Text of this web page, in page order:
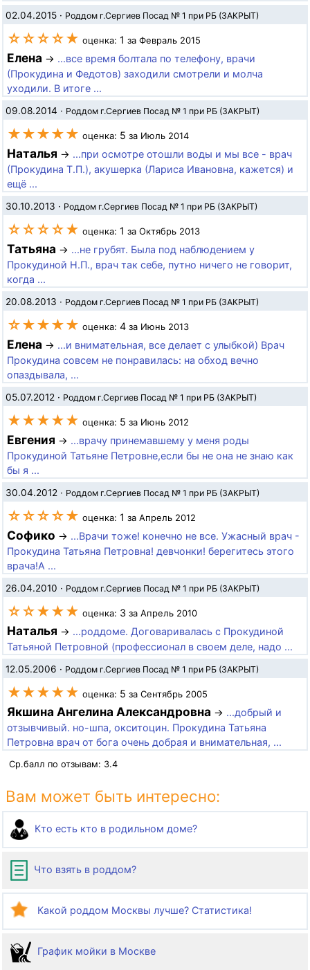
02.04.2015 · Роддом г.Сергиев Посад № 1 при РБ (ЗАКРЫТ)
☆☆☆☆★ оценка: 1 за Февраль 2015
Елена → ...все время болтала по телефону, врачи
(Прокудина и Федотов) заходили смотрели и молча
уходили. В итоге ...
09.08.2014 · Роддом г.Сергиев Посад № 1 при РБ (ЗАКРЫТ)
★★★★★ оценка: 5 за Июль 2014
Наталья → ...при осмотре отошли воды и мы все - врач
(Прокудина Т.П.), акушерка (Лариса Ивановна, кажется) и
ещё ...
30.10.2013 · Роддом г.Сергиев Посад № 1 при РБ (ЗАКРЫТ)
☆☆☆☆★ оценка: 1 за Октябрь 2013
Татьяна → ...не грубят. Была под наблюдением у
Прокудиной Н.П., врач так себе, путно ничего не говорит,
когда ...
20.08.2013 · Роддом г.Сергиев Посад № 1 при РБ (ЗАКРЫТ)
☆★★★★ оценка: 4 за Июнь 2013
Елена → ...и внимательная, все делает с улыбкой) Врач
Прокудина совсем не понравилась: на обход вечно
опаздывала, ...
05.07.2012 · Роддом г.Сергиев Посад № 1 при РБ (ЗАКРЫТ)
★★★★★ оценка: 5 за Июнь 2012
Евгения → ...врачу принемавшему у меня роды
Прокудиной Татьяне Петровне,если бы не она не знаю как
бы я ...
30.04.2012 · Роддом г.Сергиев Посад № 1 при РБ (ЗАКРЫТ)
☆☆☆☆★ оценка: 1 за Апрель 2012
Софико → ...Врачи тоже! конечно не все. Ужасный врач -
Прокудина Татьяна Петровна! девчонки! берегитесь этого
врача!А ...
26.04.2010 · Роддом г.Сергиев Посад № 1 при РБ (ЗАКРЫТ)
☆☆★★★ оценка: 3 за Апрель 2010
Наталья → ...роддоме. Договаривалась с Прокудиной
Татьяной Петровной (профессионал в своем деле, надо ...
12.05.2006 · Роддом г.Сергиев Посад № 1 при РБ (ЗАКРЫТ)
★★★★★ оценка: 5 за Сентябрь 2005
Якшина Ангелина Александровна → ...добрый и
отзывчивый. но-шпа, окситоцин. Прокудина Татьяна
Петровна врач от бога очень добрая и внимательная, ...
Ср.балл по отзывам: 3.4
Вам может быть интересно:
Кто есть кто в родильном доме?
Что взять в роддом?
Какой роддом Москвы лучше? Статистика!
График мойки в Москве